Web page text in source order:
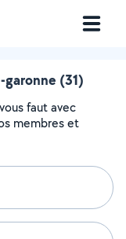
(31)
faut avec
membres et